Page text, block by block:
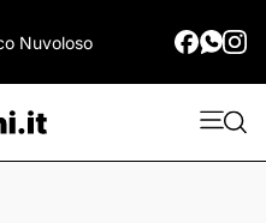
Nuvoloso